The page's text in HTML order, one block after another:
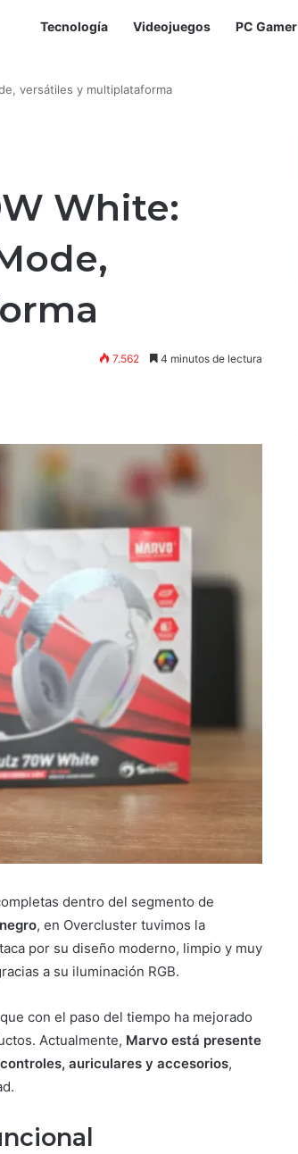
Tecnología Videojuegos PC Gamer
versátiles y multiplataforma
White:
7.562 4 minutos de lectura
dentro del segmento de
, en Overcluster tuvimos la
por su diseño moderno, limpio y muy
a su iluminación RGB.
con el paso del tiempo ha mejorado
Actualmente, Marvo está presente
auriculares y accesorios,